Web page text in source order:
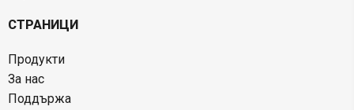
СТРАНИЦИ
Продукти
За нас
Поддържа